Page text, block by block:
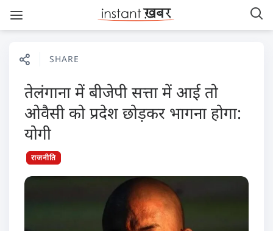
SHARE
तेलंगाना में बीजेपी सत्ता में आई तो
ओवैसी को प्रदेश छोड़कर भागना होगा:
योगी
राजनीति